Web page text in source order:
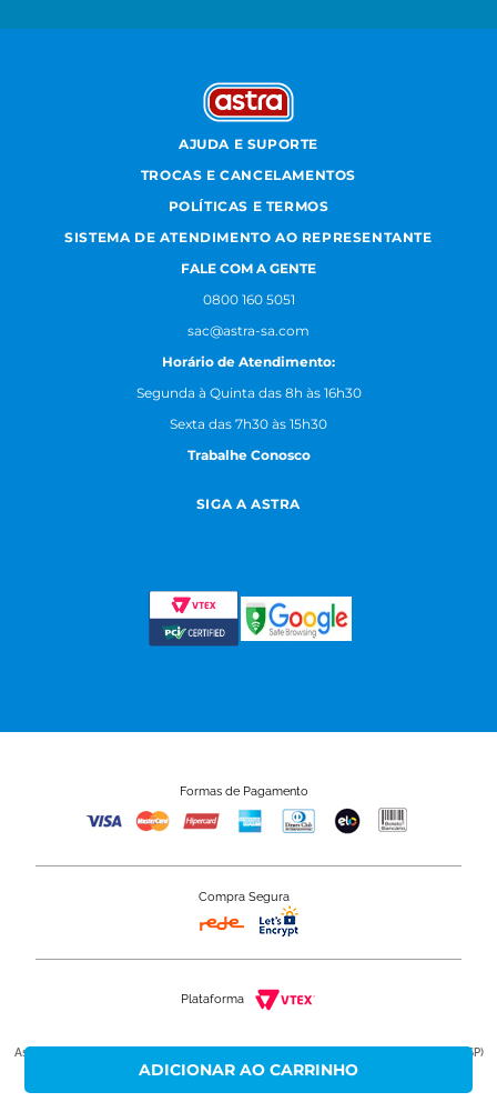
AJUDA E SUPORTE
TROCAS E CANCELAMENTOS
POLÍTICAS E TERMOS
SISTEMA DE ATENDIMENTO AO REPRESENTANTE
FALE COM A GENTE
0800 160 5051
sac@astra-sa.com
Horário de Atendimento:
Segunda à Quinta das 8h às 16h30
Sexta das 7h30 às 15h30
Trabalhe Conosco
SIGA A ASTRA
Formas de Pagamento
Compra Segura
Plataforma
Astra S/A 50.949.528/0001-80 - Rua Colégio Florence, 59 - Jardim Primavera - Jundiaí (SP)
Não atendemos ao público neste endereço.